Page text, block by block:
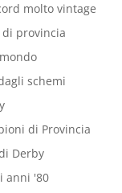
molto vintage
di provincia
schemi
di Provincia
Derby
anni '80